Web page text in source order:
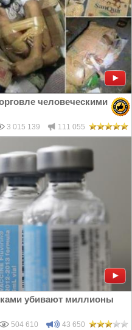
человеческими
3 015 139 111 055
убивают миллионы
504 610 43 650